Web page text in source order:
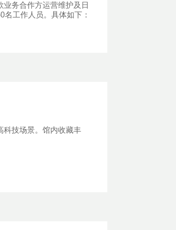
务合作方运营维护及日
工作人员。具体如下：
科技场景。馆内收藏丰